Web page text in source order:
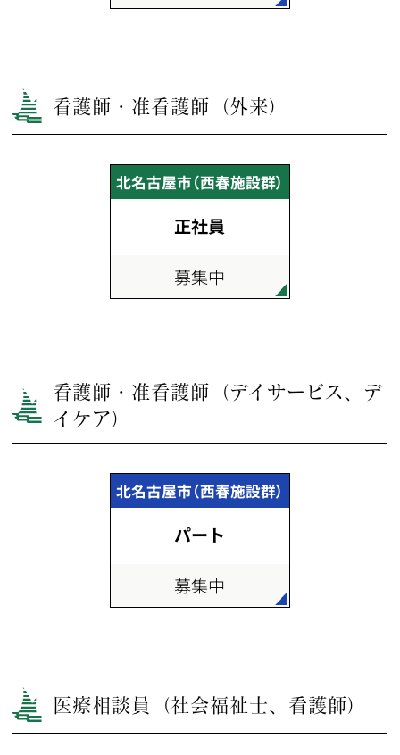
看護師・准看護師（外来）
北名古屋市（西春施設群）
正社員
募集中
看護師・准看護師（デイサービス、デ
イケア）
北名古屋市（西春施設群）
パート
募集中
医療相談員（社会福祉士、看護師）